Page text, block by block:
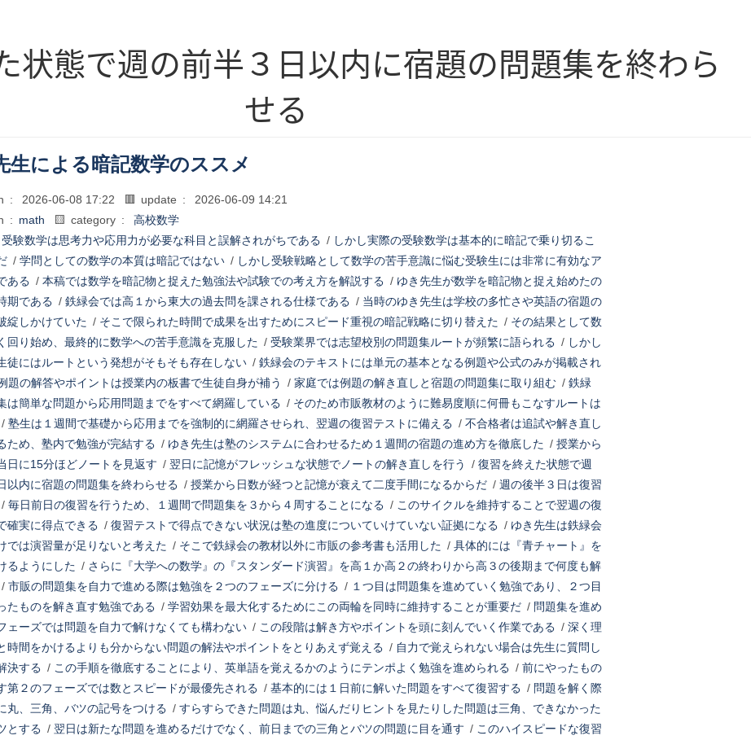
状態で週の前半３日以内に宿題の問題集を終わら
せる
生による暗記数学のススメ
: 2026-06-08 17:22 🟥 update :
2026-06-09 14:21
: math 🟨 category :
高校数学
受験数学は思考力や応用力が必要な科目と誤解されがちである / しかし実際の受験数学は基本的に暗記で乗り切るこ
/ 学問としての数学の本質は暗記ではない/ しかし受験戦略として数学の苦手意識に悩む受験生には非常に有効なア
ある / 本稿では数学を暗記物と捉えた勉強法や試験での考え方を解説する / ゆき先生が数学を暗記物と捉え始めたの
期である / 鉄緑会では高１から東大の過去問を課される仕様である / 当時のゆき先生は学校の多忙さや英語の宿題の
綻しかけていた / そこで限られた時間で成果を出すためにスピード重視の暗記戦略に切り替えた / その結果として数
回り始め、最終的に数学への苦手意識を克服した / 受験業界では志望校別の問題集ルートが頻繁に語られる / しかし
徒にはルートという発想がそもそも存在しない/ 鉄緑会のテキストには単元の基本となる例題や公式のみが掲載され
題の解答やポイントは授業内の板書で生徒自身が補う / 家庭では例題の解き直しと宿題の問題集に取り組む/ 鉄緑
は簡単な問題から応用問題までをすべて網羅している / そのため市販教材のように難易度順に何冊もこなすルートは
塾生は１週間で基礎から応用までを強制的に網羅させられ、翌週の復習テストに備える / 不合格者は追試や解き直し
ため、塾内で勉強が完結する / ゆき先生は塾のシステムに合わせるため１週間の宿題の進め方を徹底した / 授業から
日に15分ほどノートを見返す / 翌日に記憶がフレッシュな状態でノートの解き直しを行う / 復習を終えた状態で週
以内に宿題の問題集を終わらせる / 授業から日数が経つと記憶が衰えて二度手間になるからだ/ 週の後半３日は復習
/ 毎日前日の復習を行うため、１週間で問題集を３から４周することになる / このサイクルを維持することで翌週の復
確実に得点できる / 復習テストで得点できない状況は塾の進度についていけていない証拠になる / ゆき先生は鉄緑会
では演習量が足りないと考えた / そこで鉄緑会の教材以外に市販の参考書も活用した / 具体的には『青チャート』を
るようにした / さらに『大学への数学』の『スタンダード演習』を高１か高２の終わりから高３の後期まで何度も解
/ 市販の問題集を自力で進める際は勉強を２つのフェーズに分ける / １つ目は問題集を進めていく勉強であり、２つ目
たものを解き直す勉強である / 学習効果を最大化するためにこの両輪を同時に維持することが重要だ/ 問題集を進め
ェーズでは問題を自力で解けなくても構わない/ この段階は解き方やポイントを頭に刻んでいく作業である / 深く理
時間をかけるよりも分からない問題の解法やポイントをとりあえず覚える / 自力で覚えられない場合は先生に質問し
決する / この手順を徹底することにより、英単語を覚えるかのようにテンポよく勉強を進められる / 前にやったもの
第２のフェーズでは数とスピードが最優先される / 基本的には１日前に解いた問題をすべて復習する / 問題を解く際
丸、三角、バツの記号をつける / すらすらできた問題は丸、悩んだりヒントを見たりした問題は三角、できなかった
とする / 翌日は新たな問題を進めるだけでなく、前日までの三角とバツの問題に目を通す / このハイスピードな復習